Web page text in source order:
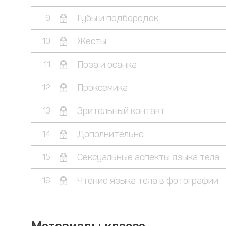
9 Губы и подбородок
10 Жесты
11 Поза и осанка
12 Проксемика
13 Зрительный контакт
14 Дополнительно
15 Сексуальные аспекты языка тела
16 Чтение языка тела в фотографии